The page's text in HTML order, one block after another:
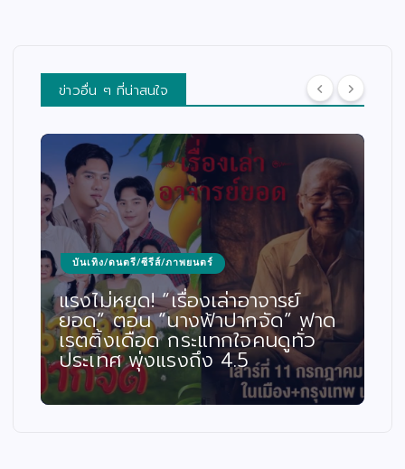
ข่าวอื่น ๆ ที่น่าสนใจ
บันเทิง/ดนตรี/ซีรีส์/ภาพยนตร์
แรงไม่หยุด! “เรื่องเล่าอาจารย์
ยอด” ตอน “นางฟ้าปากจัด” ฟาด
เรตติ้งเดือด กระแทกใจคนดูทั่ว
ประเทศ พุ่งแรงถึง 4.5